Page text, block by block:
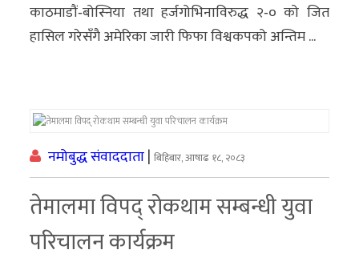
काठमाडौं‐बोस्निया तथा हर्जगोभिनाविरुद्ध २‐० को जित
हासिल गरेसँगै अमेरिका जारी फिफा विश्वकपको अन्तिम ...
नमोबुद्ध संवाददाता|बिहिबार, आषाढ १८, २०८३
तेमालमा विपद् रोकथाम सम्बन्धी युवा
परिचालन कार्यक्रम